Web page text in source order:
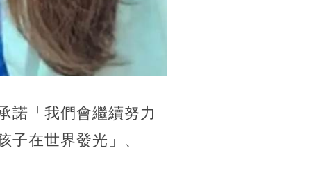
諾「我們會繼續努力
在世界發光」、